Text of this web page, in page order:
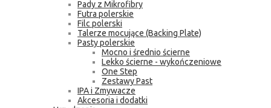
Pady z Mikrofibry
Futra polerskie
Filc polerski
Talerze mocujące (Backing Plate)
Pasty polerskie
Mocno i średnio ścierne
Lekko ścierne - wykończeniowe
One Step
Zestawy Past
IPA i Zmywacze
Akcesoria i dodatki